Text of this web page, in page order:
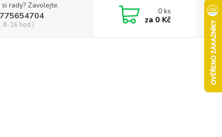
rady? Zavolejte.
8-16 hod.)
0ks
za 0 Kč